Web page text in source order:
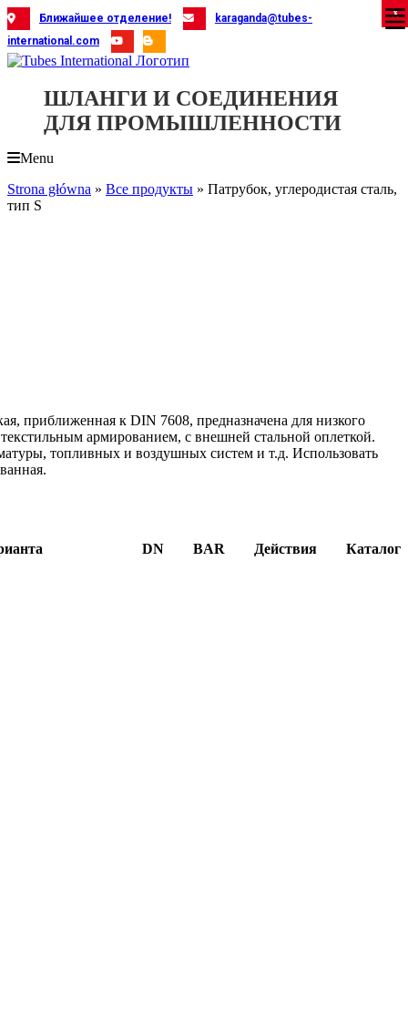
Skip
to
content
Ближайшее отделение!
karaganda@tubes-
international.com
ШЛАНГИ И СОЕДИНЕНИЯ
ДЛЯ ПРОМЫШЛЕННОСТИ
Menu
Strona główna » Все продукты » Патрубок, углеродистая сталь,
тип S
приближенная к DIN 7608, предназначена для низкого
армированием, с внешней стальной оплеткой.
топливных и воздушных систем и т.д. Использовать
DN BAR Действия Каталог
X
X
X
X
X
X
X
X
X
X
X
X
X
X
X
X
X
X
X